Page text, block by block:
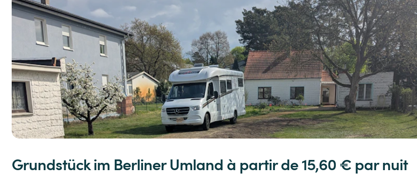
Grundstückim Berliner Umland à partir de 15,60 € par nuit